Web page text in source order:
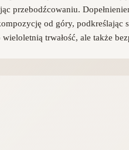
przebodźcowaniu.
od góry, podkreślając
trwałość, ale także